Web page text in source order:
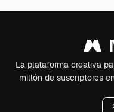
La plataforma creativa
millón de suscriptores